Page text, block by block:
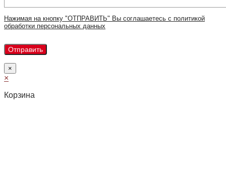
Нажимая на кнопку "ОТПРАВИТЬ" Вы соглашаетесь с политикой
обработки персональных данных
×
×
Корзина